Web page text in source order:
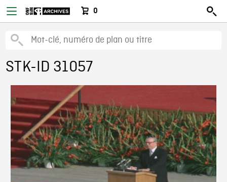
0
STK-ID 31057